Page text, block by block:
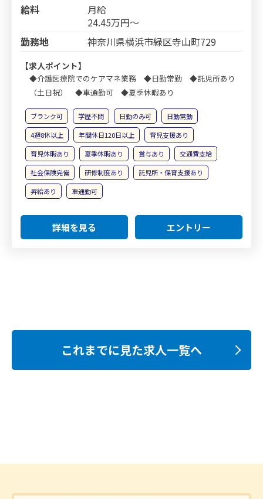
給料
月給
24.45万円～
勤務地
神奈川県横浜市緑区寺山町729
【求人ポイント】
◆介護医療院でのケアマネ業務 ◆日勤常勤 ◆託児所あり
（土日祝） ◆車通勤可 ◆夏季休暇あり
ブランク可 学歴不問 日勤のみ可
日勤常勤
4週8休以上
年間休日120日以上
育児支援あり
育児休暇あり
夏季休暇あり 賞与あり
交通費支給
社会保険完備
研修制度あり
託児所・保育支援あり
昇給あり
車通勤可
詳細を見る エントリー
これまでに見た求人一覧へ